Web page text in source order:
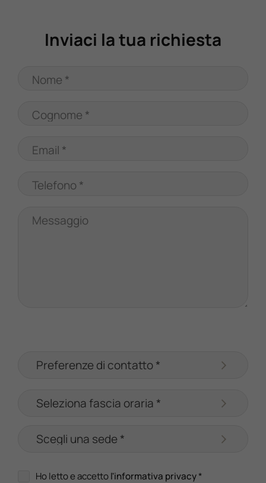
Inviaci la tua richiesta
Nome *
Cognome *
Email *
Telefono *
Messaggio
Ho letto e accettol'informativa privacy*